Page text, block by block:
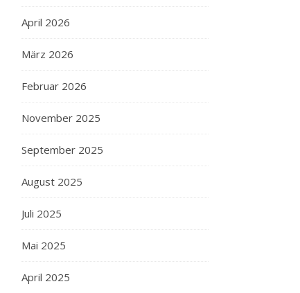
April 2026
März 2026
Februar 2026
November 2025
September 2025
August 2025
Juli 2025
Mai 2025
April 2025